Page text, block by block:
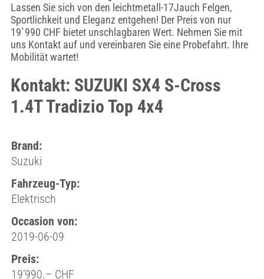
Lassen Sie sich von den leichtmetall-17Jauch Felgen,
Sportlichkeit und Eleganz entgehen! Der Preis von nur
19`990 CHF bietet unschlagbaren Wert. Nehmen Sie mit
uns Kontakt auf und vereinbaren Sie eine Probefahrt. Ihre
Mobilität wartet!
Kontakt: SUZUKI SX4 S-Cross
1.4T Tradizio Top 4x4
Brand:
Suzuki
Fahrzeug-Typ:
Elektrisch
Occasion von:
2019-06-09
Preis:
19’990.– CHF